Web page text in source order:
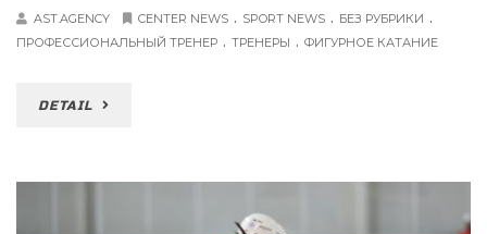
AST.AGENCY CENTER NEWS . SPORT NEWS . БЕЗ РУБРИКИ .
ПРОФЕССИОНАЛЬНЫЙ ТРЕНЕР . ТРЕНЕРЫ . ФИГУРНОЕ КАТАНИЕ
DETAIL